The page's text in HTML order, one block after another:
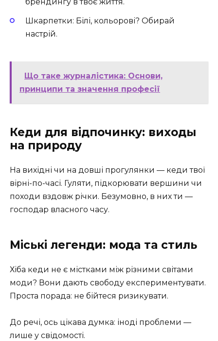
брендингу в твоє життя.
Шкарпетки: Білі, кольорові? Обирай
настрій.
Що таке журналістика: Основи,
принципи та значення професії
Кеди для відпочинку: виходы
на природу
На вихідні чи на довші прогулянки — кеди твої
вірні-по-часі. Гуляти, підкорювати вершини чи
походи вздовж річки. Безумовно, в них ти —
господар власного часу.
Міські легенди: мода та стиль
Хіба кеди не є містками між різними світами
моди? Вони дають свободу експериментувати.
Проста порада: не бійтеся ризикувати.
До речі, ось цікава думка: іноді проблеми —
лише у свідомості.